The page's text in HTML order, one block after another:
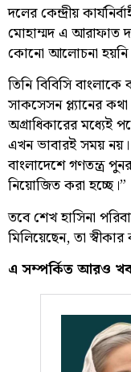
দলের কেন্দ্রীয়
মোহাম্মদ এ আরাফাত
কোনো আলোচনা
তিনি বিবিসি
সাকসেসন প্ল্যানের
অগ্রাধিকারের মধ্যেই
এখন ভাবারই সময়
বাংলাদেশে গণতন্ত্র
নিয়োজিত করা হচ্ছে।”
তবে শেখ হাসিনা
মিলিয়েছেন, তা
এ সম্পর্কিত আরও